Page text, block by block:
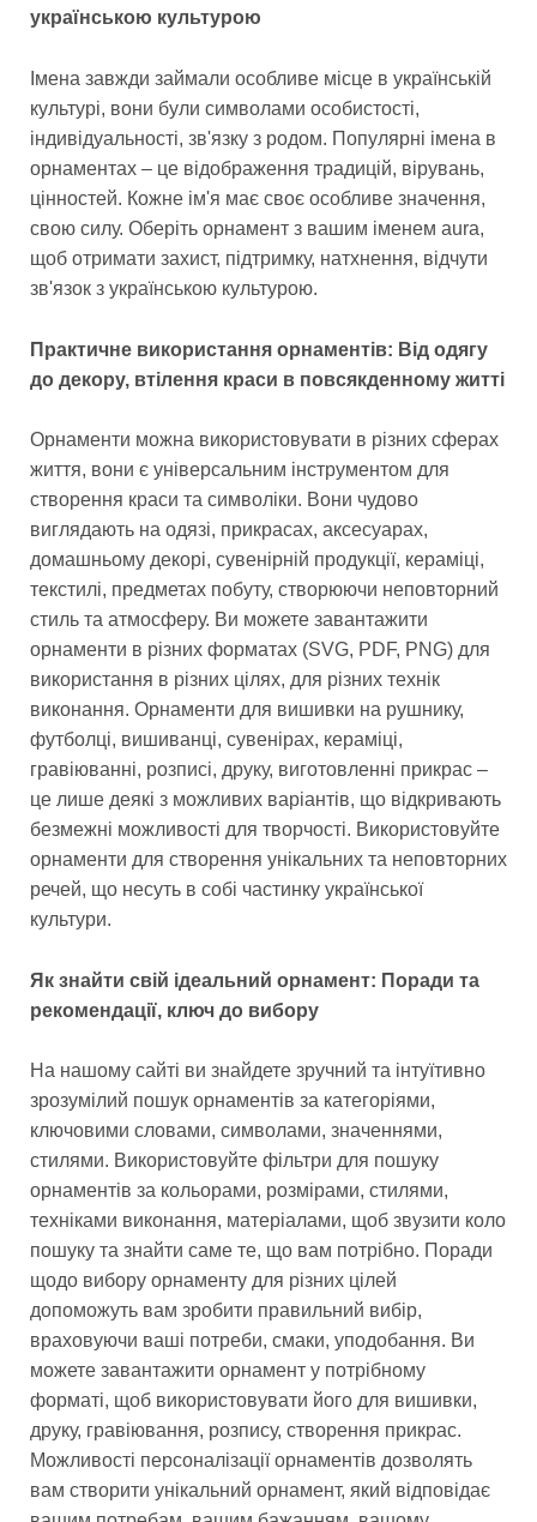
українською культурою
Імена завжди займали особливе місце в українській
культурі, вони були символами особистості,
індивідуальності, зв'язку з родом. Популярні імена в
орнаментах – це відображення традицій, вірувань,
цінностей. Кожне ім'я має своє особливе значення,
свою силу. Оберіть орнамент з вашим іменем aura,
щоб отримати захист, підтримку, натхнення, відчути
зв'язок з українською культурою.
Практичне використання орнаментів: Від одягу
до декору, втілення краси в повсякденному житті
Орнаменти можна використовувати в різних сферах
життя, вони є універсальним інструментом для
створення краси та символіки. Вони чудово
виглядають на одязі, прикрасах, аксесуарах,
домашньому декорі, сувенірній продукції, кераміці,
текстилі, предметах побуту, створюючи неповторний
стиль та атмосферу. Ви можете завантажити
орнаменти в різних форматах (SVG, PDF, PNG) для
використання в різних цілях, для різних технік
виконання. Орнаменти для вишивки на рушнику,
футболці, вишиванці, сувенірах, кераміці,
гравіюванні, розписі, друку, виготовленні прикрас –
це лише деякі з можливих варіантів, що відкривають
безмежні можливості для творчості. Використовуйте
орнаменти для створення унікальних та неповторних
речей, що несуть в собі частинку української
культури.
Як знайти свій ідеальний орнамент: Поради та
рекомендації, ключ до вибору
На нашому сайті ви знайдете зручний та інтуїтивно
зрозумілий пошук орнаментів за категоріями,
ключовими словами, символами, значеннями,
стилями. Використовуйте фільтри для пошуку
орнаментів за кольорами, розмірами, стилями,
техніками виконання, матеріалами, щоб звузити коло
пошуку та знайти саме те, що вам потрібно. Поради
щодо вибору орнаменту для різних цілей
допоможуть вам зробити правильний вибір,
враховуючи ваші потреби, смаки, уподобання. Ви
можете завантажити орнамент у потрібному
форматі, щоб використовувати його для вишивки,
друку, гравіювання, розпису, створення прикрас.
Можливості персоналізації орнаментів дозволять
вам створити унікальний орнамент, який відповідає